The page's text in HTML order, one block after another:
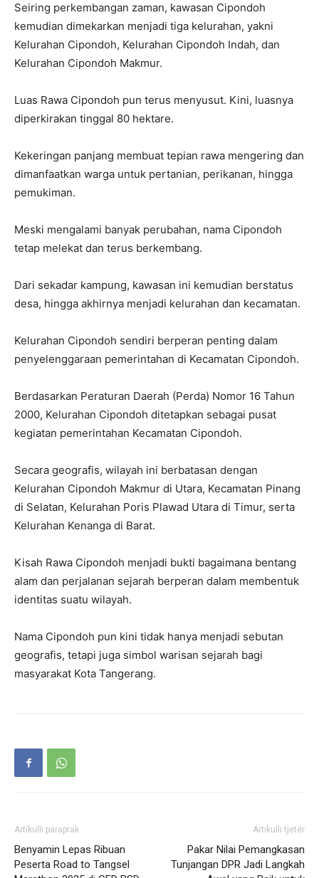
Seiring perkembangan zaman, kawasan Cipondoh
kemudian dimekarkan menjadi tiga kelurahan, yakni
Kelurahan Cipondoh, Kelurahan Cipondoh Indah, dan
Kelurahan Cipondoh Makmur.
Luas Rawa Cipondoh pun terus menyusut. Kini, luasnya
diperkirakan tinggal 80 hektare.
Kekeringan panjang membuat tepian rawa mengering dan
dimanfaatkan warga untuk pertanian, perikanan, hingga
pemukiman.
Meski mengalami banyak perubahan, nama Cipondoh
tetap melekat dan terus berkembang.
Dari sekadar kampung, kawasan ini kemudian berstatus
desa, hingga akhirnya menjadi kelurahan dan kecamatan.
Kelurahan Cipondoh sendiri berperan penting dalam
penyelenggaraan pemerintahan di Kecamatan Cipondoh.
Berdasarkan Peraturan Daerah (Perda) Nomor 16 Tahun
2000, Kelurahan Cipondoh ditetapkan sebagai pusat
kegiatan pemerintahan Kecamatan Cipondoh.
Secara geografis, wilayah ini berbatasan dengan
Kelurahan Cipondoh Makmur di Utara, Kecamatan Pinang
di Selatan, Kelurahan Poris Plawad Utara di Timur, serta
Kelurahan Kenanga di Barat.
Kisah Rawa Cipondoh menjadi bukti bagaimana bentang
alam dan perjalanan sejarah berperan dalam membentuk
identitas suatu wilayah.
Nama Cipondoh pun kini tidak hanya menjadi sebutan
geografis, tetapi juga simbol warisan sejarah bagi
masyarakat Kota Tangerang.
Artikulli paraprak
Benyamin Lepas Ribuan
Peserta Road to Tangsel
Artikulli tjetër
Pakar Nilai Pemangkasan
Tunjangan DPR Jadi Langkah